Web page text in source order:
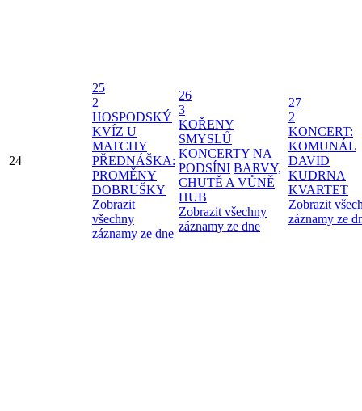
24
25
2
HOSPODSKÝ
KVÍZ U
MATCHY
PŘEDNÁŠKA:
PROMĚNY
DOBRUŠKY
Zobrazit
všechny
záznamy ze dne
26
3
KOŘENY
SMYSLŮ
KONCERTY NA
PODSÍNI BARVY,
CHUTĚ A VŮNĚ
HUB
Zobrazit všechny
záznamy ze dne
27
2
KONCERT:
KOMUNÁL
DAVID
KUDRNA
KVARTET
Zobrazit
záznamy ze